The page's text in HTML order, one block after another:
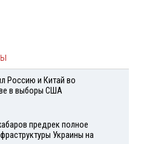
Россию и Китай во
в выборы США
предрек полное
Украины на